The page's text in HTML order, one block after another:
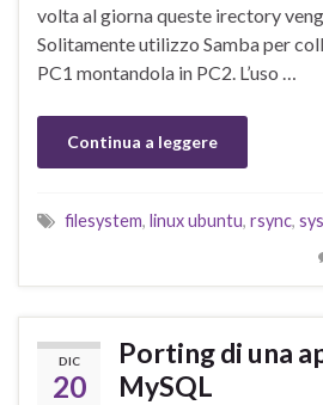
volta al giorna queste irectory
Solitamente utilizzo Samba per
PC1 montandola in PC2. L’uso …
Continua a leggere
filesystem, linux ubuntu, rsync,
DIC
20
Porting di una
MySQL